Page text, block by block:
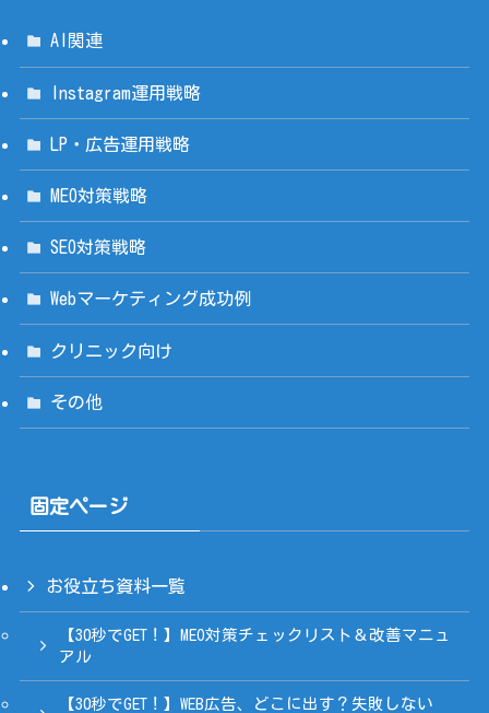
AI関連
Instagram運用戦略
LP・広告運用戦略
MEO対策戦略
SEO対策戦略
Webマーケティング成功例
クリニック向け
その他
固定ページ
お役立ち資料一覧
【30秒でGET！】MEO対策チェックリスト＆改善マニュ
アル
【30秒でGET！】WEB広告、どこに出す？失敗しない